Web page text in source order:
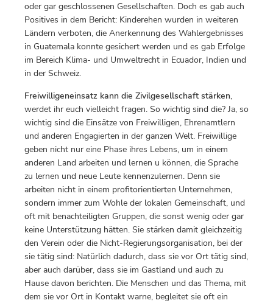
oder gar geschlossenen Gesellschaften. Doch es gab auch
Positives in dem Bericht: Kinderehen wurden in weiteren
Ländern verboten, die Anerkennung des Wahlergebnisses
in Guatemala konnte gesichert werden und es gab Erfolge
im Bereich Klima- und Umweltrecht in Ecuador, Indien und
in der Schweiz.
Freiwilligeneinsatz kann die Zivilgesellschaft stärken,
werdet ihr euch vielleicht fragen. So wichtig sind die? Ja, so
wichtig sind die Einsätze von Freiwilligen, Ehrenamtlern
und anderen Engagierten in der ganzen Welt. Freiwillige
geben nicht nur eine Phase ihres Lebens, um in einem
anderen Land arbeiten und lernen u können, die Sprache
zu lernen und neue Leute kennenzulernen. Denn sie
arbeiten nicht in einem profitorientierten Unternehmen,
sondern immer zum Wohle der lokalen Gemeinschaft, und
oft mit benachteiligten Gruppen, die sonst wenig oder gar
keine Unterstützung hätten. Sie stärken damit gleichzeitig
den Verein oder die Nicht-Regierungsorganisation, bei der
sie tätig sind: Natürlich dadurch, dass sie vor Ort tätig sind,
aber auch darüber, dass sie im Gastland und auch zu
Hause davon berichten. Die Menschen und das Thema, mit
dem sie vor Ort in Kontakt warne, begleitet sie oft ein